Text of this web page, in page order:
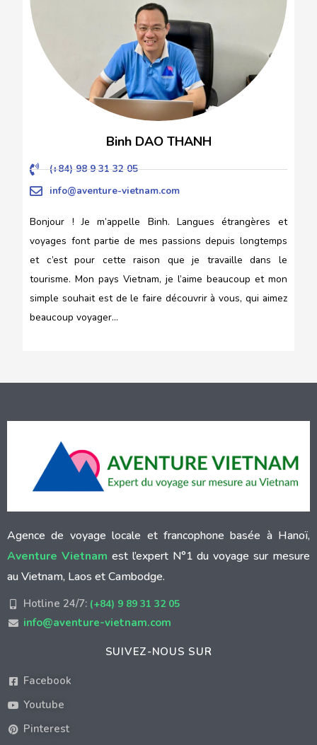
Binh DAO THANH
(+84) 98 9 31 32 05
info@aventure-vietnam.com
Bonjour ! Je m’appelle Binh. Langues étrangères et
voyages font partie de mes passions depuis longtemps
et c’est pour cette raison que je travaille dans le
tourisme. Mon pays Vietnam, je l’aime beaucoup et mon
simple souhait est de le faire découvrir à vous, qui aimez
beaucoup voyager…
Agence de voyage locale et francophone basée à Hanoï,
Aventure Vietnam est l’expert N°1 du voyage sur mesure
au Vietnam, Laos et Cambodge.
Hotline 24/7: (+84) 9 89 31 32 05
info@aventure-vietnam.com
SUIVEZ-NOUS SUR
Facebook
Youtube
Pinterest